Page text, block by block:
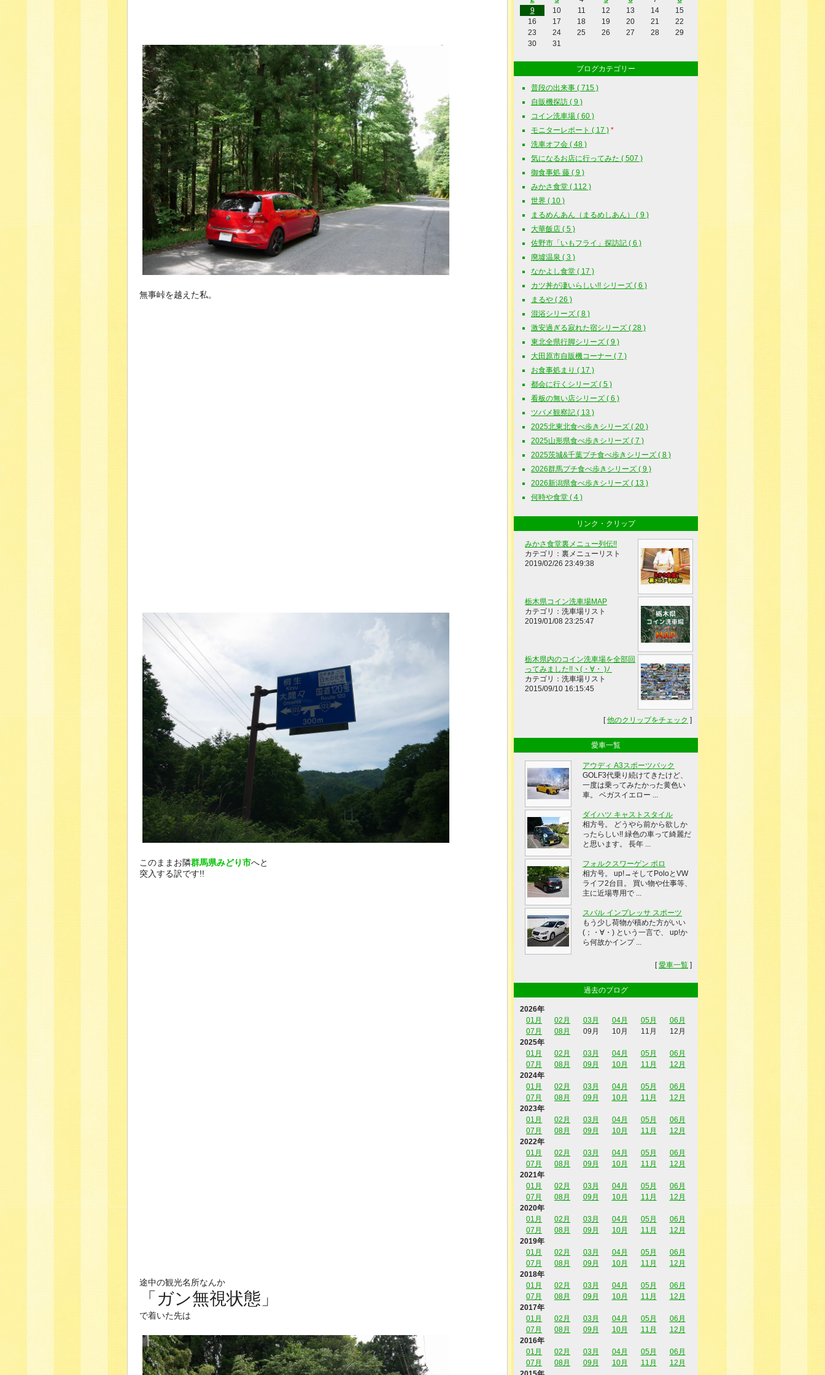
無事峠を越えた私。
このままお隣群馬県みどり市へと
突入する訳です!!
途中の観光名所なんか
「ガン無視状態」
で着いた先は
9
10 11 12 13 14
15
16
17 18 19 20 21
22
23
24 25 26 27 28
29
30
31
ブログカテゴリー
普段の出来事 ( 715 )
自販機探訪 ( 9 )
コイン洗車場 ( 60 )
モニターレポート ( 17 ) *
洗車オフ会 ( 48 )
気になるお店に行ってみた ( 507 )
御食事処 藤 ( 9 )
みかさ食堂 ( 112 )
世界 ( 10 )
まるめんあん（まるめしあん） ( 9 )
大華飯店 ( 5 )
佐野市「いもフライ」探訪記 ( 6 )
廃墟温泉 ( 3 )
なかよし食堂 ( 17 )
カツ丼が凄いらしい!! シリーズ ( 6 )
まるや ( 26 )
混浴シリーズ ( 8 )
激安過ぎる寂れた宿シリーズ ( 28 )
東北全県行脚シリーズ ( 9 )
大田原市自販機コーナー ( 7 )
お食事処まり ( 17 )
都会に行くシリーズ ( 5 )
看板の無い店シリーズ ( 6 )
ツバメ観察記 ( 13 )
2025北東北食べ歩きシリーズ ( 20 )
2025山形県食べ歩きシリーズ ( 7 )
2025茨城&千葉プチ食べ歩きシリーズ ( 8 )
2026群馬プチ食べ歩きシリーズ ( 9 )
2026新潟県食べ歩きシリーズ ( 13 )
何時や食堂 ( 4 )
リンク・クリップ
みかさ食堂裏メニュー列伝!!
カテゴリ：裏メニューリスト
2019/02/26 23:49:38
栃木県コイン洗車場MAP
カテゴリ：洗車場リスト
2019/01/08 23:25:47
栃木県内のコイン洗車場を全部回
ってみました!!ヽ(・∀・ )ﾉ
カテゴリ：洗車場リスト
2015/09/10 16:15:45
[他のクリップをチェック ]
愛車一覧
アウディ A3スポーツバック
GOLF3代乗り続けてきたけど、
一度は乗ってみたかった黄色い
車。 ベガスイエロー ...
ダイハツ キャストスタイル
相方号。 どうやら前から欲しか
ったらしい!! 緑色の車って綺麗だ
と思います。 長年 ...
フォルクスワーゲン ポロ
相方号。 up!→そしてPoloとVW
ライフ2台目。 買い物や仕事等、
主に近場専用で ...
スバル インプレッサ スポーツ
もう少し荷物が積めた方がいい
(；・∀・) という一言で、 up!か
ら何故かインプ ...
[愛車一覧 ]
過去のブログ
2026年
01月
02月 03月 04月 05月
06月
07月
08月 09月 10月 11月
12月
2025年
01月
02月 03月 04月 05月
06月
07月
08月 09月 10月 11月
12月
2024年
01月
02月 03月 04月 05月
06月
07月
08月 09月 10月 11月
12月
2023年
01月
02月 03月 04月 05月
06月
07月
08月 09月 10月 11月
12月
2022年
01月
02月 03月 04月 05月
06月
07月
08月 09月 10月 11月
12月
2021年
01月
02月 03月 04月 05月
06月
07月
08月 09月 10月 11月
12月
2020年
01月
02月 03月 04月 05月
06月
07月
08月 09月 10月 11月
12月
2019年
01月
02月 03月 04月 05月
06月
07月
08月 09月 10月 11月
12月
2018年
01月
02月 03月 04月 05月
06月
07月
08月 09月 10月 11月
12月
2017年
01月
02月 03月 04月 05月
06月
07月
08月 09月 10月 11月
12月
2016年
01月
02月 03月 04月 05月
06月
07月
08月 09月 10月 11月
12月